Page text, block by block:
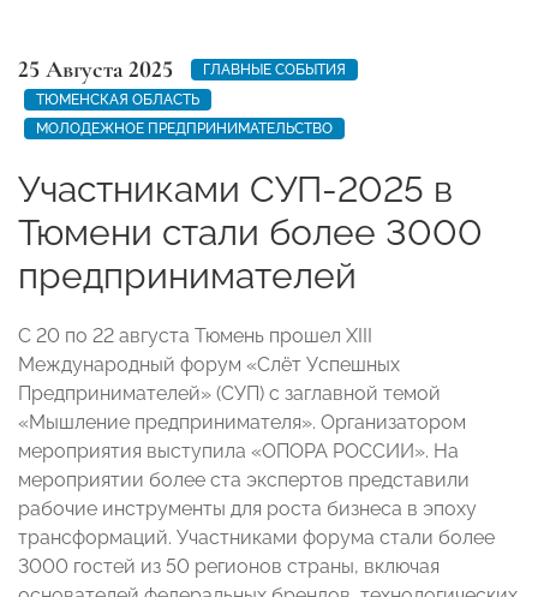
25 Августа 2025
ГЛАВНЫЕ СОБЫТИЯ
ТЮМЕНСКАЯ ОБЛАСТЬ
МОЛОДЕЖНОЕ ПРЕДПРИНИМАТЕЛЬСТВО
Участниками СУП-2025 в
Тюмени стали более 3000
предпринимателей
С 20 по 22 августа Тюмень прошел XIII
Международный форум «Слёт Успешных
Предпринимателей» (СУП) с заглавной темой
«Мышление предпринимателя». Организатором
мероприятия выступила «ОПОРА РОССИИ». На
мероприятии более ста экспертов представили
рабочие инструменты для роста бизнеса в эпоху
трансформаций. Участниками форума стали более
3000 гостей из 50 регионов страны, включая